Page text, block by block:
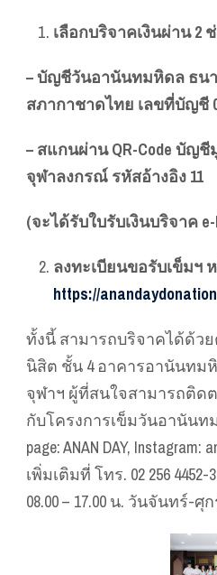
เลือกบริจาคเงินผ่าน 2
– บัญชีวันอานันทมหิดล ธน
สภากาชาดไทย เลขที่บัญชี
– สแกนผ่าน QR-Code บั
จุฬาลงกรณ์ รหัสอ้างอิง 11
(จะได้รับใบรับเงินบริจาค e-
ลงทะเบียนขอรับเข็มฯ
https://
ทั้งนี้ สามารถบริจาคได้ด้ว
นิสิต ชั้น 4 อาคารอานันท
จุฬาฯ ผู้ที่สนใจสามารถติด
กับโครงการเข็มวันอานันทม
page: ANAN DAY,
เพิ่มเติมที่ โทร. 02 256 4452-
08.00 – 17.00 น. วันจันทร์-